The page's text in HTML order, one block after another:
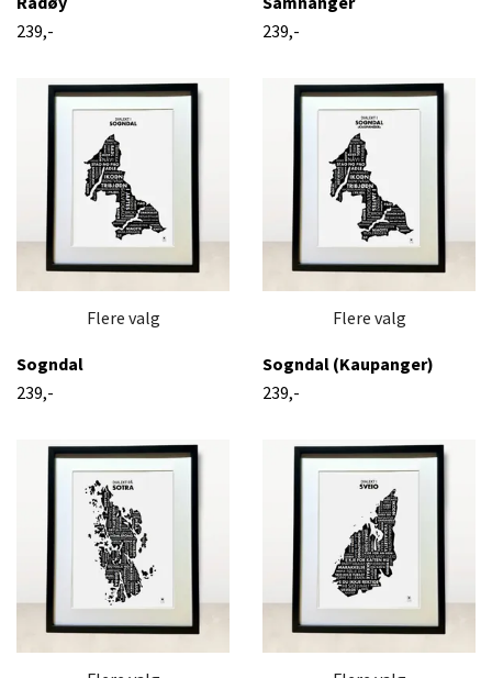
239,-
239,-
Flere valg
Sogndal
239,-
Flere valg
Sogndal (Kaupanger)
239,-